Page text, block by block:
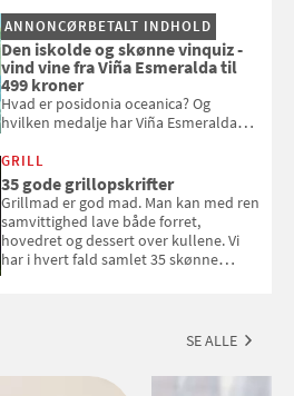
og se, hvordan du gør
ANNONCØRBETALT INDHOLD
Den iskolde og skønne vinquiz -
vind vine fra Viña Esmeralda til
499 kroner
Hvad er posidonia oceanica? Og
hvilken medalje har Viña Esmeralda
med i Samvirkes skønne vinquiz, hvor
du kan vinde 6 flasker vin fra Viña
Esmeralda. Konkurrencen slutter 1.
september 2026.
GRILL
35 gode grillopskrifter
Grillmad er god mad. Man kan med ren
samvittighed lave både forret,
hovedret og dessert over kullene. Vi
har i hvert fald samlet 35 skønne
SE ALLE